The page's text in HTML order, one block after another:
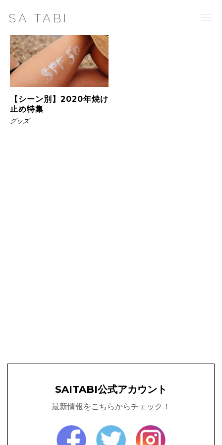
SAITABI
【シーン別】2020年焼け
止め特集
グッズ
SAITABI公式アカウント
最新情報をこちらからチェック！